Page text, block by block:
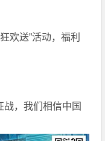
欢送”活动，福利
，我们相信中国